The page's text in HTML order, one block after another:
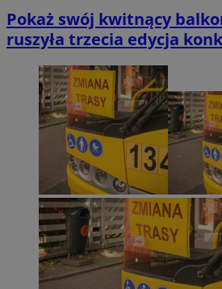
Pokaż swój kwitnący
ruszyła trzecia edycja